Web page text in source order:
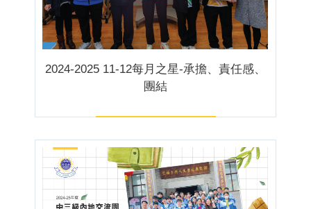
2024-2025 11-12每月之星-承擔、責任感、
團結